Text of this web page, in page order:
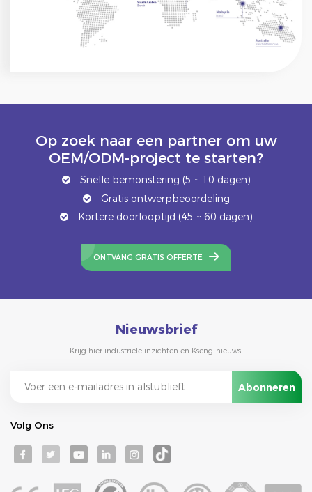
Op zoek naar een partner om uw
OEM/ODM-project te starten?
Snelle bemonstering (5 ~ 10 dagen)
Gratis ontwerpbeoordeling
Kortere doorlooptijd (45 ~ 60 dagen)
ONTVANG GRATIS OFFERTE
Nieuwsbrief
Krijg hier industriële inzichten en Kseng-nieuws.
Volg Ons